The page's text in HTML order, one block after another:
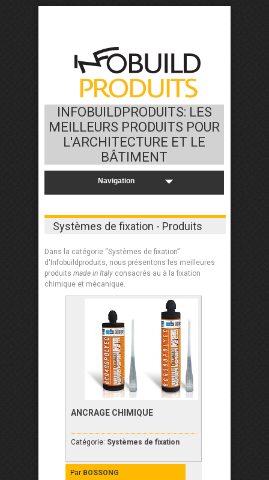
INFOBUILDPRODUITS: LES
MEILLEURS PRODUITS POUR
L'ARCHITECTURE ET LE
BÂTIMENT
Systèmes de fixation - Produits
Dans la catégorie “Systèmes de fixation”
d'Infobuildproduits, nous présentons les meilleures
produits made in Italy consacrés au à la fixation
chimique et mécanique.
ANCRAGE CHIMIQUE
Catégorie: Systèmes de fixation
Par BOSSONG